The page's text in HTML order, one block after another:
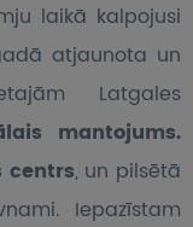
laikā kalpojusi
atjaunota un
Latgales
mantojums.
centrs, un pilsētā
Iepazīstam